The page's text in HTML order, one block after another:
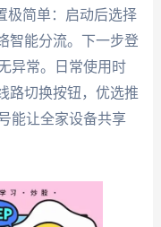
极简单：启动后选择
智能分流。下一步登
异常。日常使用时
路切换按钮，优选推
能让全家设备共享